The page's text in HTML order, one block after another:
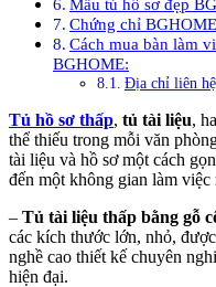
Mẫu tủ hồ sơ đẹp
Chứng chỉ
Cách mua bàn làm
BGHOME:
Địa chỉ liên hệ
Tủ hồ sơ thấp, tủ tài liệu,
thể thiếu trong mỗi văn
tài liệu và hồ sơ một cách
đến một không gian làm việc
– Tủ tài liệu thấp bằng gỗ
các kích thước lớn, nhỏ,
nghề cao thiết kế chuyên
hiện đại.